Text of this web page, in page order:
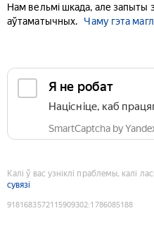
Нам вельмі шкада, але
аўтаматычных.
Чаму гэта
Я не робат
Націсніце, каб
SmartCaptcha by
Калі ў вас узніклі праблемы, калі
сувязі
9181683572115909302:1786085188